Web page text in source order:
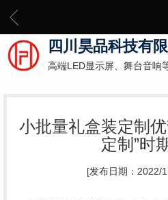
四川昊品科技有
高端LED显示屏、舞台音响
小批量礼盒装定制
定制”时
[发布日期：2022/